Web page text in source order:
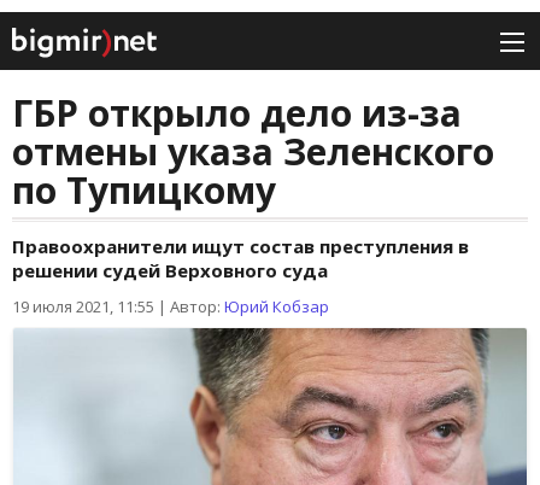
ГБР открыло дело из-за
отмены указа Зеленского
по Тупицкому
Правоохранители ищут состав преступления в
решении судей Верховного суда
19 июля 2021, 11:55 | Автор: Юрий Кобзар